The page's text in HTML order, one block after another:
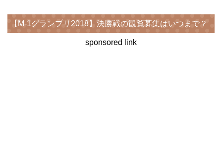
【M-1グランプリ2018】決勝戦の観覧募集はいつまで？
sponsored link